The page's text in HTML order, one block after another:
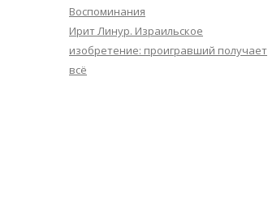
Воспоминания
Ирит Линур. Израильское
изобретение: проигравший получает
всё